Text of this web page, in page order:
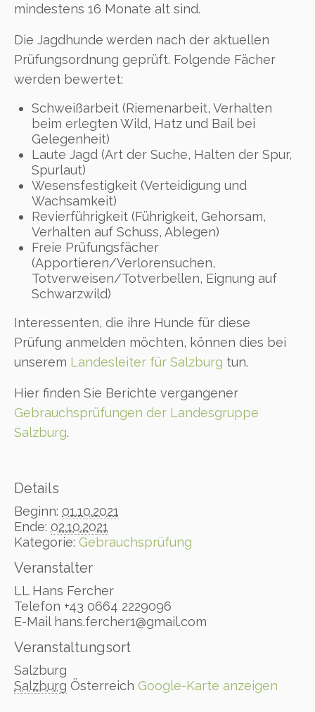
mindestens 16 Monate alt sind.
Die Jagdhunde werden nach der aktuellen
Prüfungsordnung geprüft. Folgende Fächer
werden bewertet:
Schweißarbeit (Riemenarbeit, Verhalten
beim erlegten Wild, Hatz und Bail bei
Gelegenheit)
Laute Jagd (Art der Suche, Halten der Spur,
Spurlaut)
Wesensfestigkeit (Verteidigung und
Wachsamkeit)
Revierführigkeit (Führigkeit, Gehorsam,
Verhalten auf Schuss, Ablegen)
Freie Prüfungsfächer
(Apportieren/Verlorensuchen,
Totverweisen/Totverbellen, Eignung auf
Schwarzwild)
Interessenten, die ihre Hunde für diese
Prüfung anmelden möchten, können dies bei
unserem Landesleiter für Salzburg tun.
Hier finden Sie Berichte vergangener
Gebrauchsprüfungen der Landesgruppe
Salzburg.
Details
Beginn: 01.10.2021
Ende: 02.10.2021
Kategorie: Gebrauchsprüfung
Veranstaltungsort
Salzburg
Salzburg Österreich Google-Karte anzeigen
Veranstalter
LL Hans Fercher
Telefon +43 0664 2229096
E-Mail hans.fercher1@gmail.com